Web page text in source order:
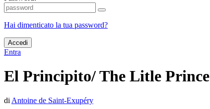
Hai dimenticato la tua password?
Accedi
Entra
El Principito/ The Litle Prince
di Antoine de Saint-Exupéry